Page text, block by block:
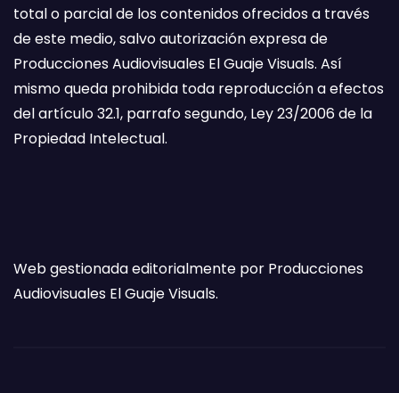
total o parcial de los contenidos ofrecidos a través
de este medio, salvo autorización expresa de
Producciones Audiovisuales El Guaje Visuals. Así
mismo queda prohibida toda reproducción a efectos
del artículo 32.1, parrafo segundo, Ley 23/2006 de la
Propiedad Intelectual.
Web gestionada editorialmente por Producciones
Audiovisuales El Guaje Visuals.